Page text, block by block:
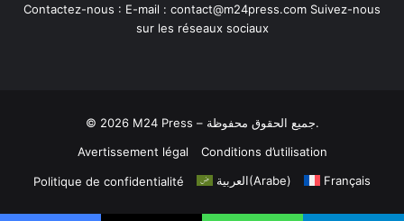
Contactez-nous : E-mail : contact@m24press.com Suivez-nous
sur les réseaux sociaux
© 2026 M24 Press – جميع الحقوق محفوظة.
Avertissement légal
Conditions d’utilisation
Politique de confidentialité العربية(Arabe) Français